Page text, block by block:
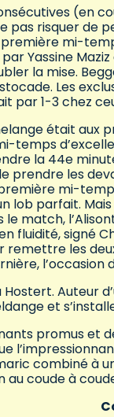
(en
pas risquer de
mi-
Yassine
la mise.
Les
par 1-3 chez
était aux
temps
la 44e
prendre les
mi-
lob parfait.
match,
signé
les
l’occasion
Auteur
et
promus et
combiné à
au coude à